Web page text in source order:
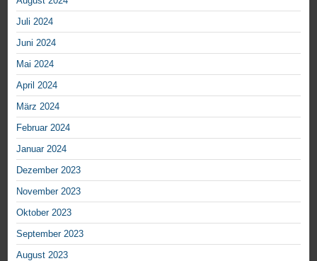
Juli 2024
Juni 2024
Mai 2024
April 2024
März 2024
Februar 2024
Januar 2024
Dezember 2023
November 2023
Oktober 2023
September 2023
August 2023